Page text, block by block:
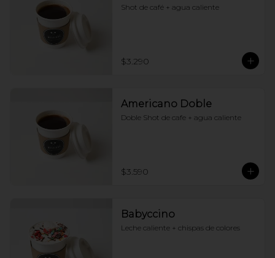
Shot de café + agua caliente
$3.290
Americano Doble
Doble Shot de cafe + agua caliente
$3.590
Babyccino
Leche caliente + chispas de colores